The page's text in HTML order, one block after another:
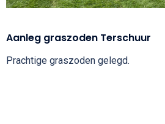
Aanleg graszoden Terschuur
Prachtige graszoden gelegd.